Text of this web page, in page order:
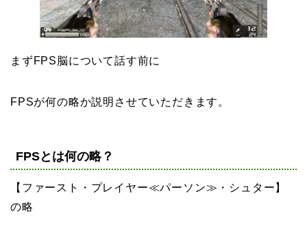
まずFPS脳について話す前に
FPSが何の略か説明させていただきます。
FPSとは何の略？
【 ファースト・プレイヤー≪パーソン≫・シュター 】
の略